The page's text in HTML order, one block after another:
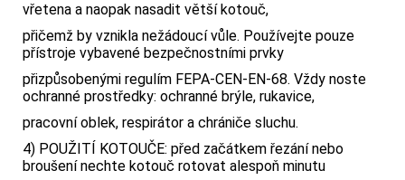
vřetena a naopak nasadit větší kotouč,
přičemž by vznikla nežádoucí vůle. Používejte pouze
přístroje vybavené bezpečnostními prvky
přizpůsobenými regulím FEPA-CEN-EN-68. Vždy noste
ochranné prostředky: ochranné brýle, rukavice,
pracovní oblek, respirátor a chrániče sluchu.
4) POUŽITÍ KOTOUČE: před začátkem řezání nebo
broušení nechte kotouč rotovat alespoň minutu